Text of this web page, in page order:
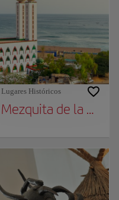
Negras
Lugares Históricos
Mezquita de la